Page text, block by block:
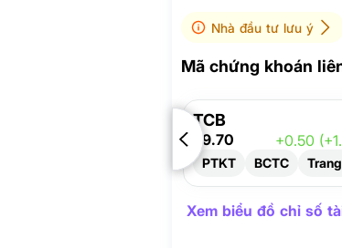
Nhà đầu tư lưu ý
Mã chứng khoán
TCB
29.70 +0.50
PTKT BCTC
Xem biểu đồ chỉ số